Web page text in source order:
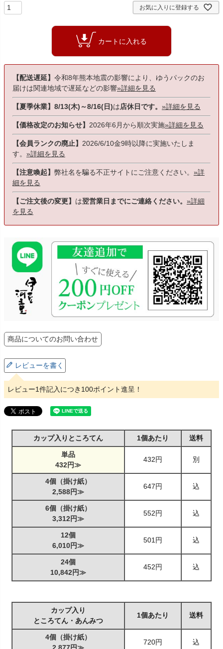
お気に入りに登録する
カートに入れる
【配送遅延】 令和8年熊本地震の影響により、ゆうパックのお
届けは関連地域で遅延などの影響»詳細を見る
【夏季休業】8/13(木)～8/16(日)は店休日です。 »詳細を見る
【価格改定のお知らせ】 2026年6月から順次実施»詳細を見る
【会員ランクの廃止】 2026/6/10金9時以降に実施いたしま
す。 »詳細を見る
【注意喚起】 弊社名を騙る不正サイトにご注意ください。 »詳
細を見る
【ご注文後の変更】 は翌営業日までにご連絡ください。 »詳細
を見る
商品についてのお問い合わせ
レビューを書く
レビュー1件記入につき100ポイント進呈！
カップ入りところてん 1個あたり 送料
単品
432円≫
432円 別
4個（掛け紙）
2,588円≫
647円 込
6個（掛け紙）
3,312円≫
552円 込
12個
6,010円≫
501円 込
24個
10,842円≫
452円 込
カップ入り
ところてん・あんみつ
1個あたり 送料
4個（掛け紙）
2,877円≫
720円 込